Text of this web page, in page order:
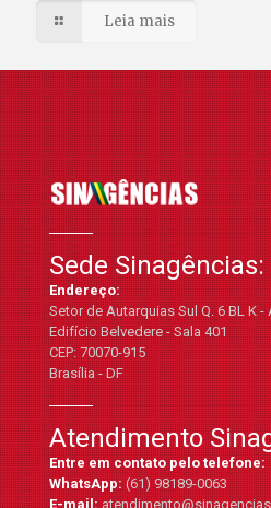
Leia mais
Sede Sinagências:
Endereço:
Setor de Autarquias Sul Q. 6 BL K -
Edifício Belvedere - Sala 401
CEP: 70070-915
Brasília - DF
Atendimento
Entre em contato pelo telefone:
WhatsApp:(61) 98189-0063
E-mail: